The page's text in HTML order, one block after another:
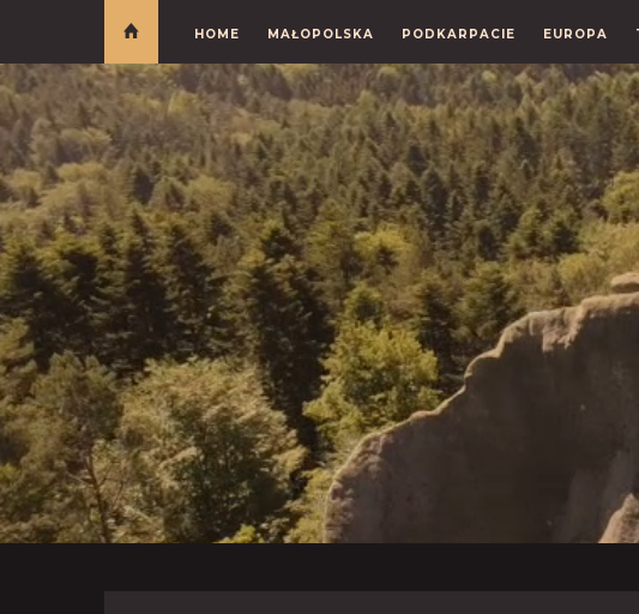
HOME MAŁOPOLSKA PODKARPACIE EUROPA